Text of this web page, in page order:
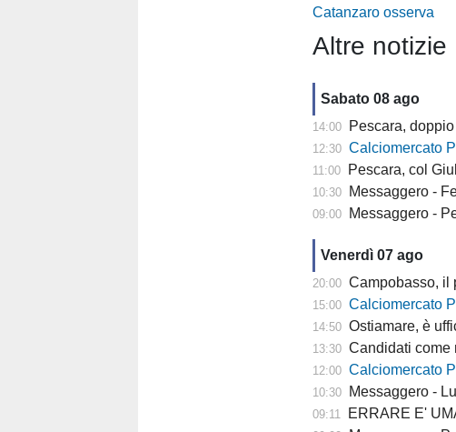
Catanzaro osserva
Altre notizie
Sabato 08 ago
14:00 Pescara, doppio
12:30 Calciomercato
11:00 Pescara, col
10:30 Messaggero -
09:00 Messaggero -
Venerdì 07 ago
20:00 Campobasso, il
15:00 Calciomercato Pescara,
14:50 Ostiamare, è
13:30 Candidati come
12:00 Calciomercato Pescara,
10:30 Messaggero -
09:11 ERRARE E' UMANO,